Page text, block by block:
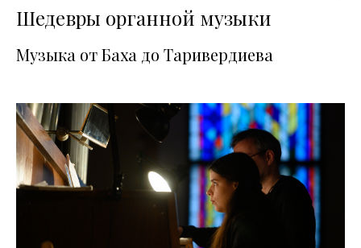
Шедевры органной музыки
Музыка от Баха до Таривердиева